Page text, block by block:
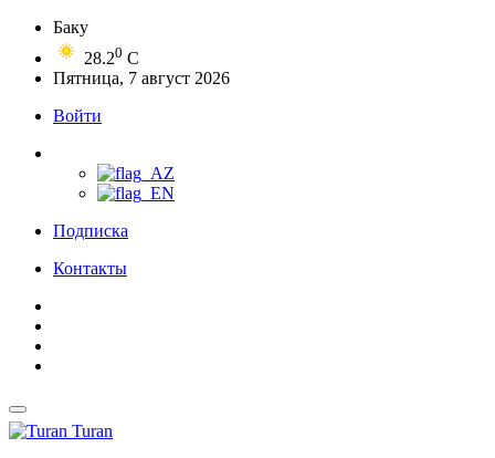
Баку
28.20 C
Пятница, 7 август 2026
Войти
Подписка
Контакты
Turan